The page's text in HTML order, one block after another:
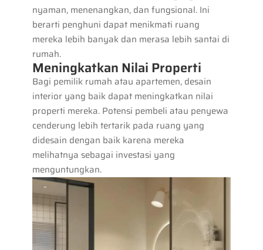
nyaman, menenangkan, dan fungsional. Ini
berarti penghuni dapat menikmati ruang
mereka lebih banyak dan merasa lebih santai di
rumah.
Meningkatkan Nilai Properti
Bagi pemilik rumah atau apartemen, desain
interior yang baik dapat meningkatkan nilai
properti mereka. Potensi pembeli atau penyewa
cenderung lebih tertarik pada ruang yang
didesain dengan baik karena mereka
melihatnya sebagai investasi yang
menguntungkan.